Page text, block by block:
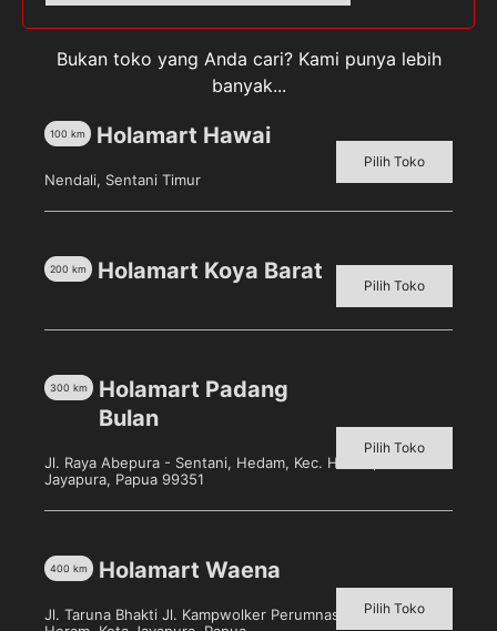
Ulasan (0)
NESCAFÉ Original 3in1 17.5 gr terbuat dari kopi
robusta berkualitas tinggi. Dilengkapi krimer nabati
yang mengandung protein, susu, dan gula kian
menyempurnakan rasanya. Dikemas dalam kemasan
stick pack yang praktis untuk memberikan sensasi
kenikmatan kopi berpadu krimer yang pas untuk
Bukan toko yang Anda cari? Kami punya lebih
banyak...
Holamart Hawai
100 km
Nendali, Sentani Timur
Pilih Toko
Holamart Koya Barat
200 km
Pilih Toko
Holamart Padang
Bulan
300 km
Jl. Raya Abepura - Sentani, Hedam, Kec. Heram, Kota
Jayapura, Papua 99351
Pilih Toko
Holamart Waena
400 km
Jl. Taruna Bhakti Jl. Kampwolker Perumnas 3, Waena, Kec.
Pilih Toko